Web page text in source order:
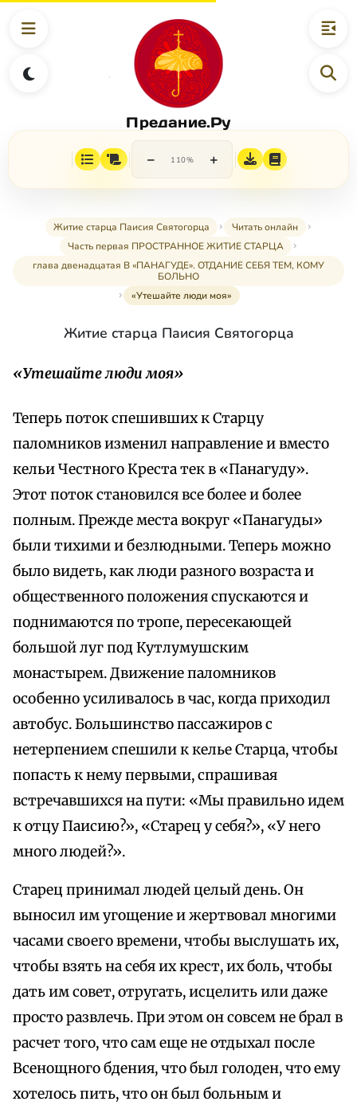
Предание.Ру
− 110% +
Житие старца Паисия Святогорца
Читать онлайн
Часть первая ПРОСТРАННОЕ ЖИТИЕ СТАРЦА
глава двенадцатая В «ПАНАГУДЕ». ОТДАНИЕ СЕБЯ ТЕМ, КОМУ
БОЛЬНО
«Утешайте люди моя»
Житие старца Паисия Святогорца
«Утешайте люди моя»
Теперь поток спешивших к Старцу
паломников изменил направление и вместо
кельи Честного Креста тек в «Панагуду».
Этот поток становился все более и более
полным. Прежде места вокруг «Панагуды»
были тихими и безлюдными. Теперь можно
было видеть, как люди разного возраста и
общественного положения спускаются и
поднимаются по тропе, пересекающей
большой луг под Кутлумушским
монастырем. Движение паломников
особенно усиливалось в час, когда приходил
автобус. Большинство пассажиров с
нетерпением спешили к келье Старца, чтобы
попасть к нему первыми, спрашивая
встречавшихся на пути: «Мы правильно идем
к отцу Паисию?», «Старец у себя?», «У него
много людей?».
Старец принимал людей целый день. Он
выносил им угощение и жертвовал многими
часами своего времени, чтобы выслушать их,
чтобы взять на себя их крест, их боль, чтобы
дать им совет, отругать, исцелить или даже
просто развлечь. При этом он совсем не брал в
расчет того, что сам еще не отдыхал после
Всенощного бдения, что был голоден, что ему
хотелось пить, что он был больным и